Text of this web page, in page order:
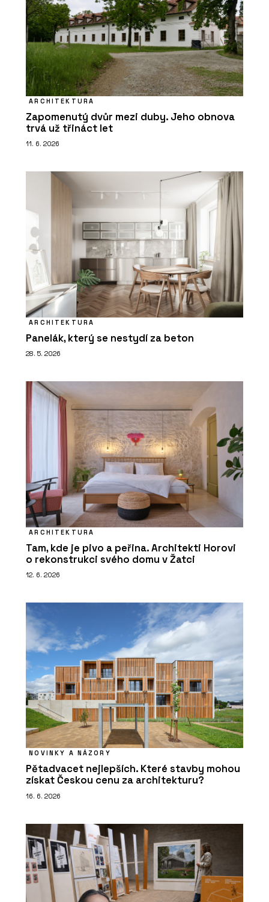
ARCHITEKTURA
Zapomenutý dvůr mezi duby. Jeho obnova
trvá už třináct let
11. 6. 2026
ARCHITEKTURA
Panelák, který se nestydí za beton
28. 5. 2026
ARCHITEKTURA
Tam, kde je pivo a peřina. Architekti Horovi
o rekonstrukci svého domu v Žatci
12. 6. 2026
NOVINKY A NÁZORY
Pětadvacet nejlepších. Které stavby mohou
získat Českou cenu za architekturu?
16. 6. 2026